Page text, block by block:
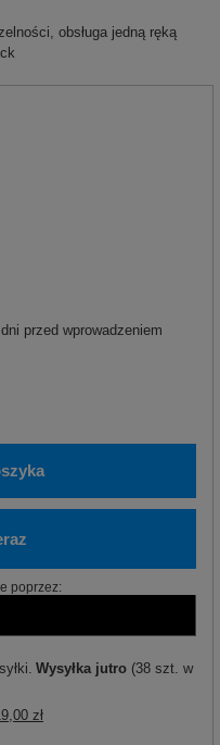
obsługa jedną ręką
przed wprowadzeniem
poprzez:
Wysyłka jutro (38 szt. w
zł